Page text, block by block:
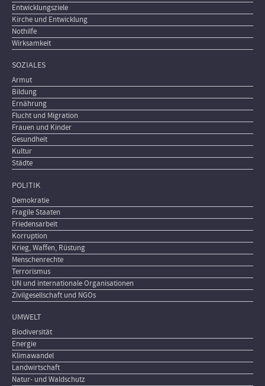
Entwicklungsziele
Kirche und Entwicklung
Nothilfe
Wirksamkeit
SOZIALES
Armut
Bildung
Ernährung
Flucht und Migration
Frauen und Kinder
Gesundheit
Kultur
Städte
POLITIK
Demokratie
Fragile Staaten
Friedensarbeit
Korruption
Krieg, Waffen, Rüstung
Menschenrechte
Terrorismus
UN und internationale Organisationen
Zivilgesellschaft und NGOs
UMWELT
Biodiversität
Energie
Klimawandel
Landwirtschaft
Natur- und Waldschutz